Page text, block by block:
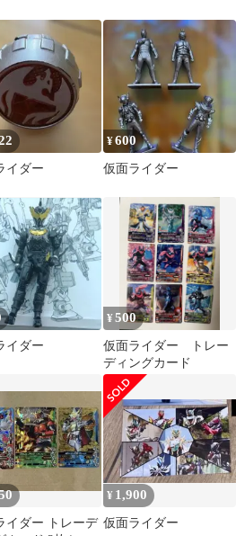
イダー
¥600
仮面ライダー
イダー
¥500
仮面ライダー トレー
ディングカード
イダー トレーデ
¥ 1,900
仮面ライダー